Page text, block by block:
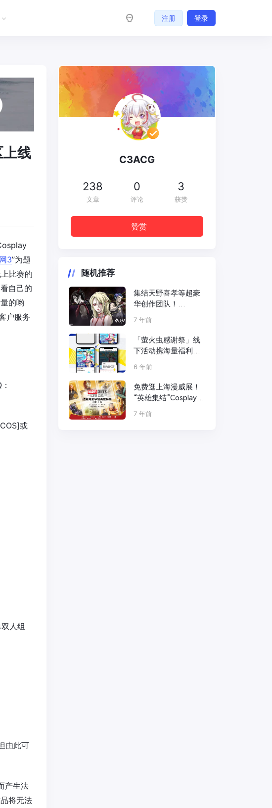
注册 登录
上线
3”为题
比赛的
自己的
的哟
户服务
或
人组
由此可
产生法
将无法
C3ACG
238
文章
0
评论
3
获赞
赞赏
随机推荐
集结天野喜孝等超豪
华创作团队！
《GIBIATE》动画化
决定！
7 年前
「萤火虫感谢祭」线
下活动携海量福利奖
品来袭， 这个端午，
有虫娘与你共度！
6 年前
免费逛上海漫威展！
“英雄集结”Cosplay自
由行福利来袭！
7 年前